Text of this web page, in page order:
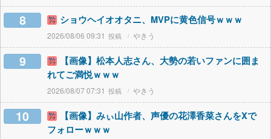
8 ショウヘイオオタニ、MVPに黄色信号ｗｗｗ
2026/08/06 09:31 やきう
9
【画像】松本人志さん、大勢の若いファンに囲ま
れてご満悦ｗｗｗ
2026/08/07 07:31 やきう
10
【画像】みぃ山作者、声優の花澤香菜さんをXで
フォローｗｗｗ